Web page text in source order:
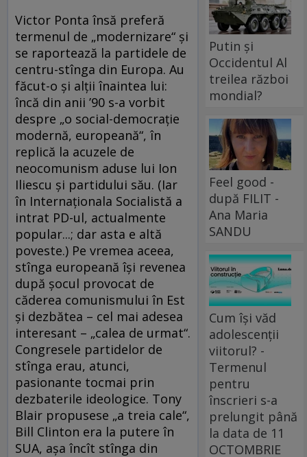
Victor Ponta însă preferă
termenul de „modernizare“ şi
se raportează la partidele de
centru-stînga din Europa. Au
făcut-o şi alţii înaintea lui:
încă din anii ’90 s-a vorbit
despre „o social-democraţie
modernă, europeană“, în
replică la acuzele de
neocomunism aduse lui Ion
Iliescu şi partidului său. (Iar
în Internaţionala Socialistă a
intrat PD-ul, actualmente
popular...; dar asta e altă
poveste.) Pe vremea aceea,
stînga europeană îşi revenea
după şocul provocat de
căderea comunismului în Est
şi dezbătea – cel mai adesea
interesant – „calea de urmat“.
Congresele partidelor de
stînga erau, atunci,
pasionante tocmai prin
dezbaterile ideologice. Tony
Blair propusese „a treia cale“,
Bill Clinton era la putere în
SUA, aşa încît stînga din
Putin și
Occidentul Al
treilea război
mondial?
Feel good -
după FILIT -
Ana Maria
SANDU
Cum își văd
adolescenții
viitorul? -
Termenul
pentru
înscrieri s-a
prelungit până
la data de 11
OCTOMBRIE